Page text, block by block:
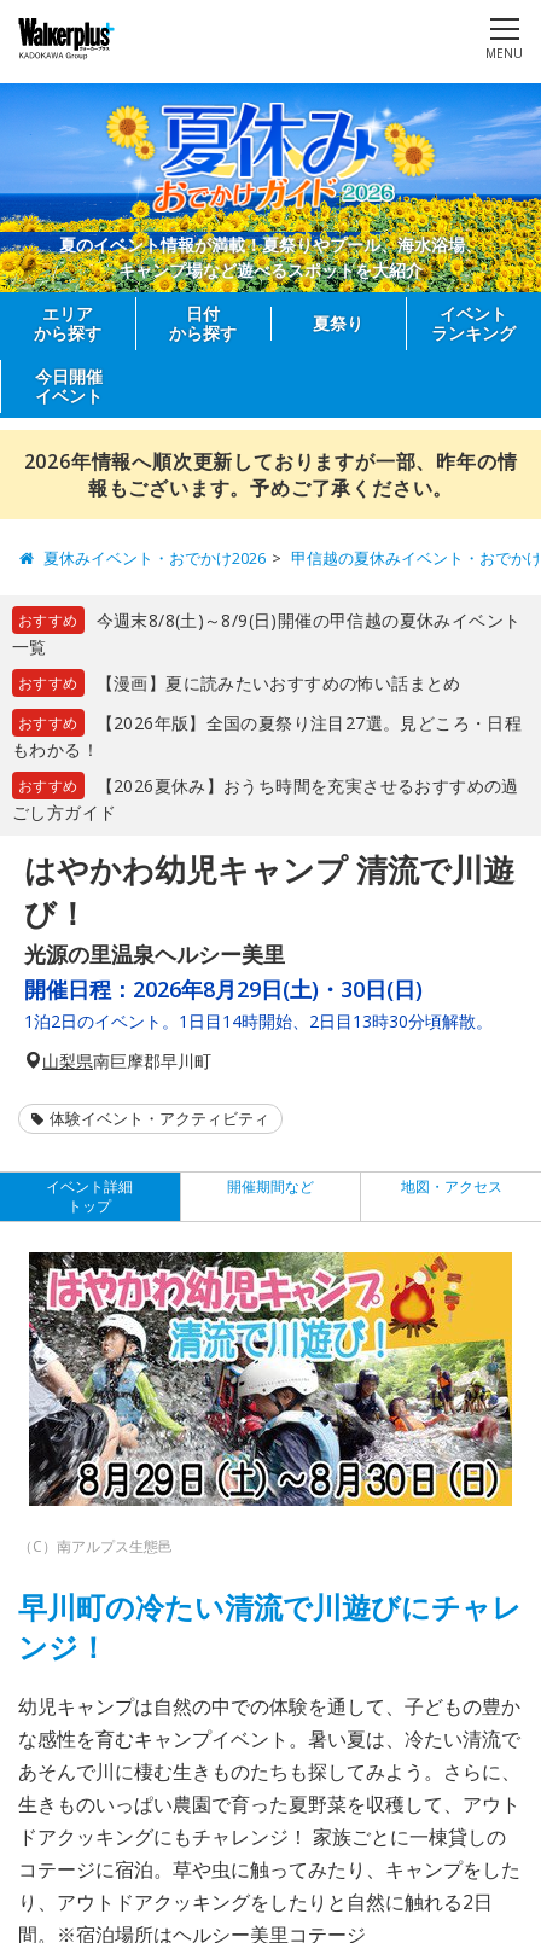
MENU
夏のイベント情報が満載！夏祭りやプール、海水浴場、
キャンプ場など遊べるスポットを大紹介
エリア
から探す
日付
から探す
夏祭り
イベント
ランキング
今日開催
イベント
2026年情報へ順次更新しておりますが一部、昨年の情
報もございます。予めご了承ください。
夏休みイベント・おでかけ2026 甲信越の夏休みイベント・おでか
おすすめ
今週末8/8(土)～8/9(日)開催の甲信越の夏休みイベント
一覧
おすすめ 【漫画】夏に読みたいおすすめの怖い話まとめ
おすすめ
【2026年版】全国の夏祭り注目27選。見どころ・日程
もわかる！
おすすめ
【2026夏休み】おうち時間を充実させるおすすめの過
ごし方ガイド
はやかわ幼児キャンプ 清流で川遊
び！
光源の里温泉ヘルシー美里
開催日程： 2026年8月29日(土)・30日(日)
1泊2日のイベント。1日目14時開始、2日目13時30分頃解散。
山梨県南巨摩郡早川町
体験イベント・アクティビティ
イベント詳細
トップ
開催期間など 地図・アクセス
（C）南アルプス生態邑
早川町の冷たい清流で川遊びにチャレ
ンジ！
幼児キャンプは自然の中での体験を通して、子どもの豊か
な感性を育むキャンプイベント。暑い夏は、冷たい清流で
あそんで川に棲む生きものたちも探してみよう。さらに、
生きものいっぱい農園で育った夏野菜を収穫して、アウト
ドアクッキングにもチャレンジ！ 家族ごとに一棟貸しの
コテージに宿泊。草や虫に触ってみたり、キャンプをした
り、アウトドアクッキングをしたりと自然に触れる2日
間。※宿泊場所はヘルシー美里コテージ